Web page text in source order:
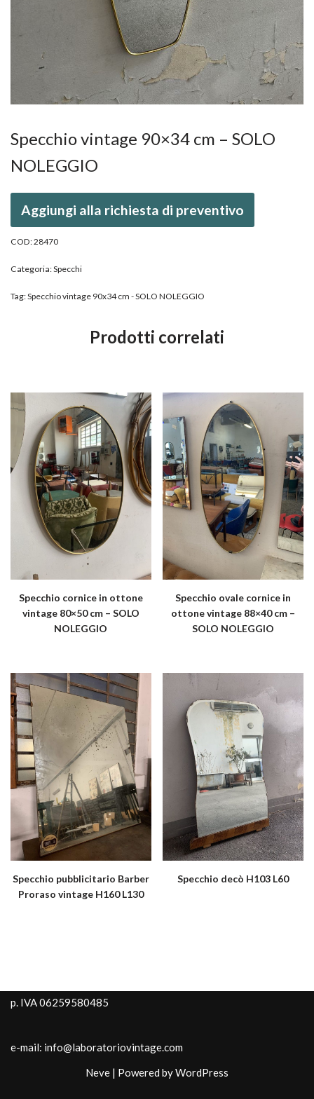
Specchio vintage 90×34 cm – SOLO
NOLEGGIO
Aggiungi alla richiesta di preventivo
COD:28470
Categoria:Specchi
Tag:Specchio vintage 90x34 cm - SOLO NOLEGGIO
Prodotti correlati
Specchio cornice in ottone
vintage 80×50 cm – SOLO
NOLEGGIO
Specchio ovale cornice in
ottone vintage 88×40 cm –
SOLO NOLEGGIO
Specchio pubblicitario Barber
Proraso vintage H160 L130
Specchio decò H103 L60
p. IVA 06259580485
e-mail: info@laboratoriovintage.com
Neve | Powered byWordPress